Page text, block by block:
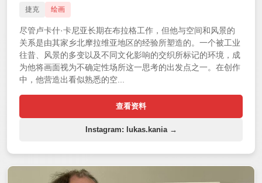
捷克 绘画
尽管卢卡什·卡尼亚长期在布拉格工作，但他与空间和风景的
关系是由其家乡北摩拉维亚地区的经验所塑造的。一个被工业
往昔、风景的多变以及不同文化影响的交织所标记的环境，成
为他将画面视为不确定性场所这一思考的出发点之一。在创作
中，他营造出看似熟悉的空...
查看资料
Instagram: lukas.kania →